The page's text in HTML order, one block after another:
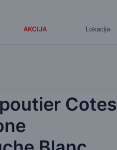
AKCIJA Lokacija
Cotes